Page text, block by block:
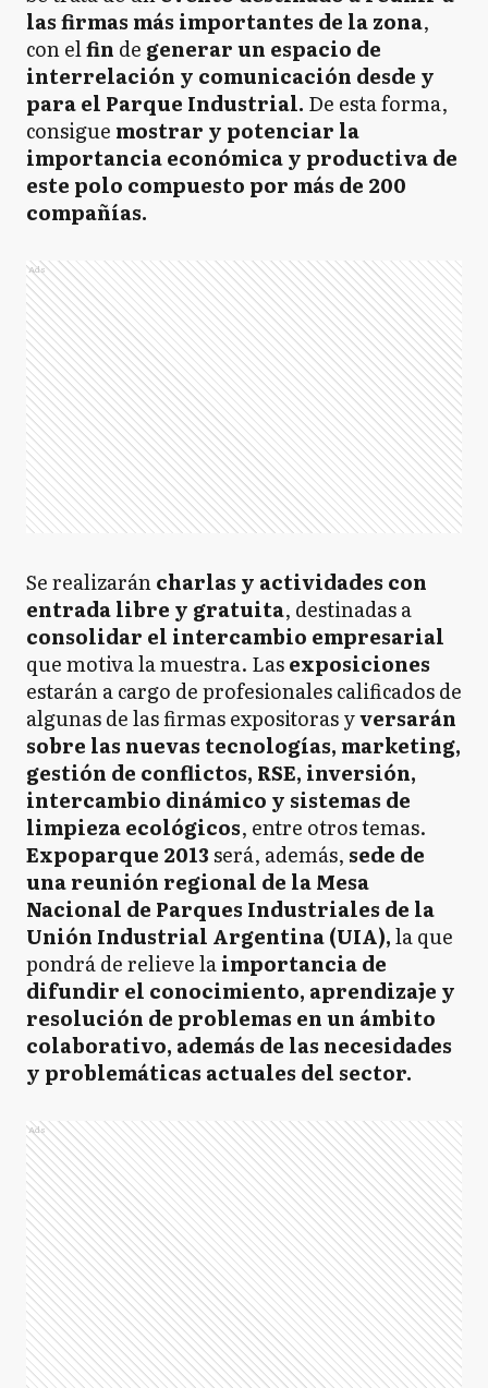
las firmas más importantes de la zona,
con elfin de generar un espacio de
interrelación y comunicación desde y
para el Parque Industrial. De esta forma,
consigue mostrar y potenciar la
importancia económica y productiva de
este polo compuesto por más de 200
compañías.
Ads
Se realizaráncharlas y actividades con
entrada libre y gratuita, destinadas a
consolidar el intercambio empresarial
que motiva la muestra. Lasexposiciones
estarán a cargo de profesionales calificados de
algunas de las firmas expositoras yversarán
sobre las nuevas tecnologías, marketing,
gestión de conflictos, RSE, inversión,
intercambio dinámico y sistemas de
limpieza ecológicos, entre otros temas.
Expoparque 2013será, además, sede de
una reunión regional de la Mesa
Nacional de Parques Industriales de la
Unión Industrial Argentina (UIA),la que
pondrá de relieve laimportancia de
difundir el conocimiento, aprendizaje y
resolución de problemas en un ámbito
colaborativo, además de las necesidades
y problemáticas actuales del sector.
Ads